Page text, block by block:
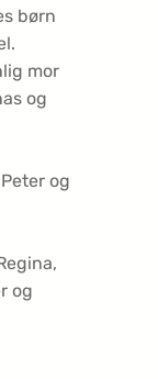
børn
mor
og
og
og